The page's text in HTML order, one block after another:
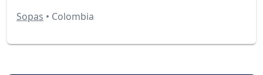
Sopas • Colombia